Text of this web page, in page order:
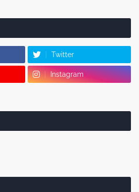
Twitter
Instagram